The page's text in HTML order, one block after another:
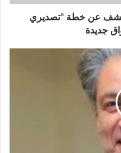
يكشف عن خطة "تصديري
جديدة